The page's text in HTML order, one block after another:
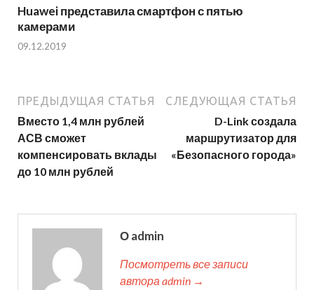
Huawei представила смартфон с пятью
камерами
09.12.2019
ПРЕДЫДУЩАЯ СТАТЬЯ
Вместо 1,4 млн рублей
АСВ сможет
компенсировать вклады
до 10 млн рублей
СЛЕДУЮЩАЯ СТАТЬЯ
D-Link создала
маршрутизатор для
«Безопасного города»
О admin
Посмотреть все записи
автора admin →